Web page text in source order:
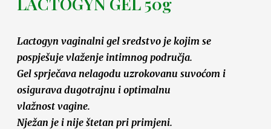
Lactogyn vaginalni gel sredstvo je kojim se
pospješuje vlaženje intimnog područja.
Gel sprječava nelagodu uzrokovanu suvoćom i
osigurava dugotrajnu i optimalnu
vlažnost vagine.
Nježan je i nije štetan pri primjeni.